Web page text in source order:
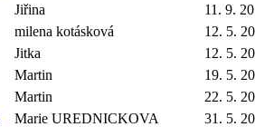
Jiřina
11. 9.
milena kotásková
12. 5.
Jitka
12. 5.
Martin
19. 5.
Martin
22. 5.
Marie UREDNICKOVA
31. 5.